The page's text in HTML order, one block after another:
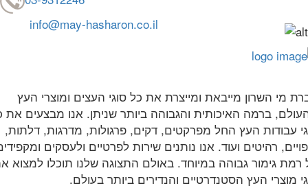
info@may-hasharon.co.il
מי השרון מייבאת ומייצרת את כל סוגי העצים ומוצרי העץ
ברמה האיכותית והגבוהה ביותר שניתן. אנו מבצעים את
עבודות העץ החל מפרקטים, דקים, פרגולות, מדרגות, דלתות,
רהיטים ועוד. אנו נותנים שירות לפרטיים ולעסקים
רמת גימור גבוהה במיוחד. באולם התצוגה שלנו תוכלו למצוא
מוצרי העץ הסטנדרטיים והנדירים ביותר בעולם.